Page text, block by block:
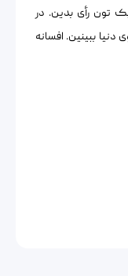
تون رأی بدین. در
ببینین. افسانه